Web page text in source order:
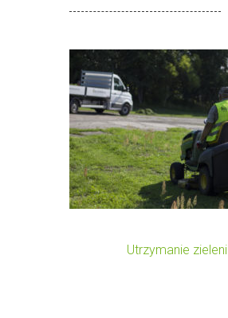
Utrzymanie zieleni